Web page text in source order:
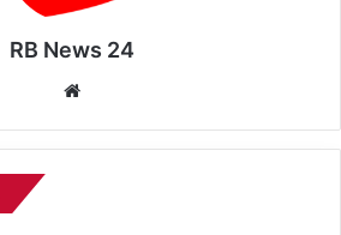
RB News 24